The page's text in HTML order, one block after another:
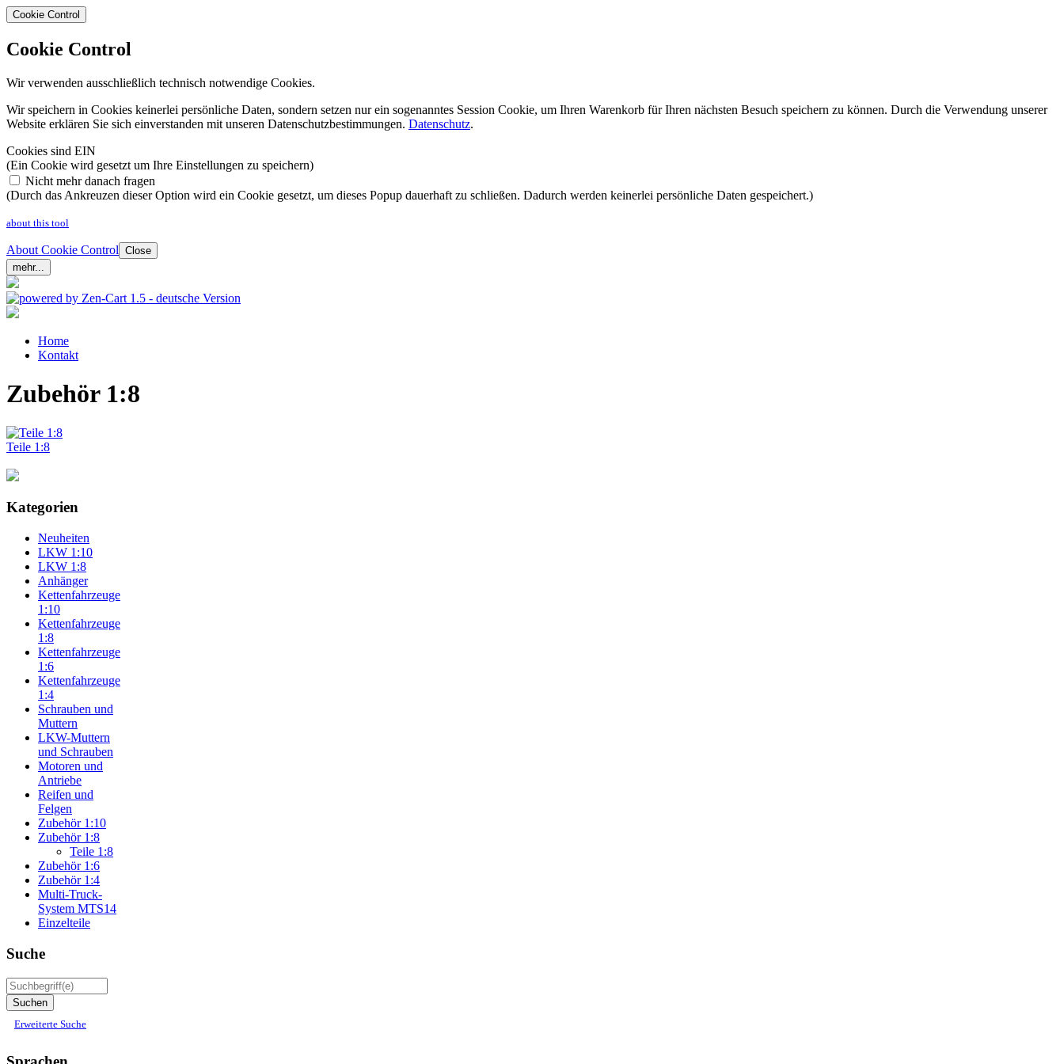
Cookie Control
Cookie Control
Wir verwenden ausschließlich technisch notwendige Cookies.
Wir speichern in Cookies keinerlei persönliche Daten, sondern setzen nur ein sogenanntes Session Cookie, um Ihren Warenkorb für Ihren nächsten Besuch speichern zu können. Durch die Verwendung unserer
Website erklären Sie sich einverstanden mit unseren Datenschutzbestimmungen. Datenschutz.
Cookies sind EIN
(Ein Cookie wird gesetzt um Ihre Einstellungen zu speichern)
Nicht mehr danach fragen
(Durch das Ankreuzen dieser Option wird ein Cookie gesetzt, um dieses Popup dauerhaft zu schließen. Dadurch werden keinerlei persönliche Daten gespeichert.)
about this tool
About Cookie Control Close
mehr...
Home
Kontakt
Zubehör 1:8
Teile 1:8
Kategorien
Neuheiten
LKW 1:10
LKW 1:8
Anhänger
Kettenfahrzeuge
1:10
Kettenfahrzeuge
1:8
Kettenfahrzeuge
1:6
Kettenfahrzeuge
1:4
Schrauben und
Muttern
LKW-Muttern
und Schrauben
Motoren und
Antriebe
Reifen und
Felgen
Zubehör 1:10
Zubehör 1:8
Teile 1:8
Zubehör 1:6
Zubehör 1:4
Multi-Truck-
System MTS14
Einzelteile
Suche
Erweiterte Suche